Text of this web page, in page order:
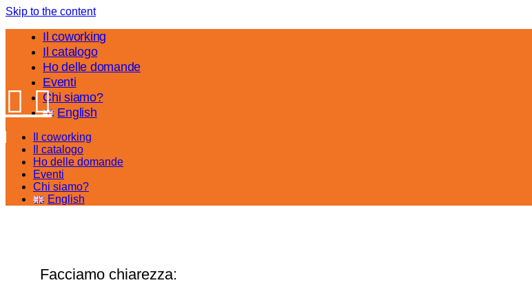
Skip to the content
Il coworking
Il catalogo
Ho delle domande
Eventi
Chi siamo?
English
Il coworking
Il catalogo
Ho delle domande
Eventi
Chi siamo?
English
Facciamo chiarezza: